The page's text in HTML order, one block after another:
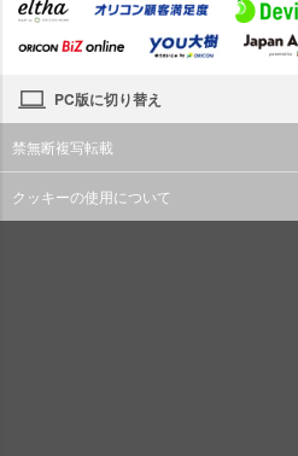
PC版に切り替え
禁無断複写転載
クッキーの使用について